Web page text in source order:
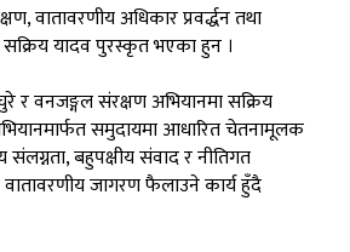
वातावरणीय अधिकार प्रवर्द्धन तथा
सक्रिय यादव पुरस्कृत भएका हुन ।
वनजङ्गल संरक्षण अभियानमा सक्रिय
समुदायमा आधारित चेतनामूलक
संलग्नता, बहुपक्षीय संवाद र नीतिगत
वातावरणीय जागरण फैलाउने कार्य हुँदै